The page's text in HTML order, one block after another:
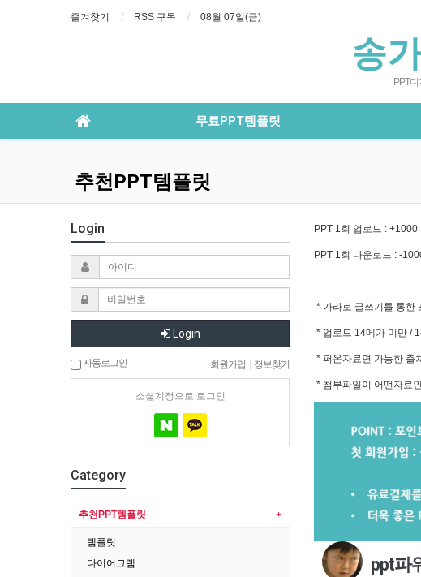
즐겨찾기 RSS 구독 08월 07일(금)
송
PPT
무료PPT템플릿
추천PPT템플릿
PPT 1회 업로드 : +1000
PPT 1회 다운로드 : -
* 가라로 글쓰기를 통한
* 업로드 14메가 미만 /
* 퍼온자료면 가능한 출
* 첨부파일이 어떤자료
ppt파
Login
Login
자동로그인 회원가입 정보찾기
소셜계정으로 로그인
Category
추천PPT템플릿
템플릿
다이어그램